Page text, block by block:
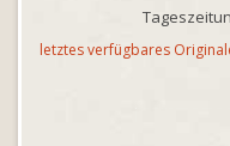
letztes verfügbares